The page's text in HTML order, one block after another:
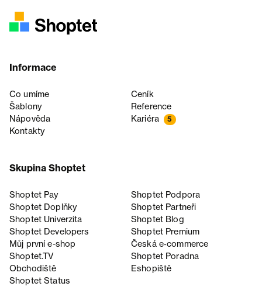
Informace
Co umíme
Ceník
Šablony
Reference
Nápověda
Kariéra 5
Kontakty
Skupina Shoptet
Shoptet Pay
Shoptet Podpora
Shoptet Doplňky
Shoptet Partneři
Shoptet Univerzita
Shoptet Blog
Shoptet Developers
Shoptet Premium
Můj první e-shop
Česká e‑commerce
Shoptet.TV
Shoptet Poradna
Obchodiště
Eshopiště
Shoptet Status